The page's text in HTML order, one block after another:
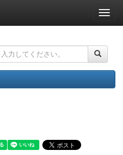
ナ
ビ
ー
ョ
ン